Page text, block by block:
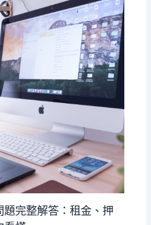
完整解答：租金、押